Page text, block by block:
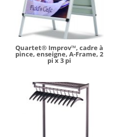
Quartet® Improv™, cadre à
pince, enseigne, A-Frame, 2
pi x 3 pi